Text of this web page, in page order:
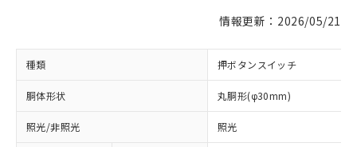
情報更新：2026/05/21
種類 押ボタンスイッチ
胴体形状 丸胴形(φ30mm)
照光/非照光 照光